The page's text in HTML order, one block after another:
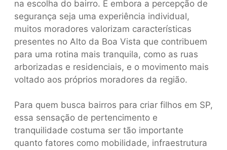
na escolha do bairro. E embora a percepção de
segurança seja uma experiência individual,
muitos moradores valorizam características
presentes no Alto da Boa Vista que contribuem
para uma rotina mais tranquila, como as ruas
arborizadas e residenciais, e o movimento mais
voltado aos próprios moradores da região.
Para quem busca bairros para criar filhos em SP,
essa sensação de pertencimento e
tranquilidade costuma ser tão importante
quanto fatores como mobilidade, infraestrutura